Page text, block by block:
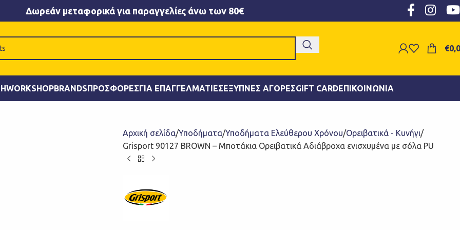
Δωρεάν μεταφορικά για παραγγελίες άνω των 80€
€
WORKSHOPBRANDSΠΡΟΣΦΟΡΈΣΓΙΑ ΕΠΑΓΓΕΛΜΑΤΊΕΣΕΞΥΠΝΕΣ ΑΓΟΡΈΣGIFT CARDΕΠΙΚΟΙΝΩΝΊΑ
Αρχική σελίδα Υποδήματα Υποδήματα Ελεύθερου Χρόνου Ορειβατικά - Κυνήγι
Grisport 90127 BROWN – Μποτάκια Ορειβατικά Αδιάβροχα ενισχυμένα με σόλα PU